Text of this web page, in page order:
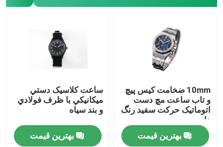
10mm ضخامت کیس پیچ
و تاب ساعت مچ دست
اتوماتیک حرکت سفید رنگ
دایر
بهترین قیمت
ساعت کلاسيک دستي
ميكانيكي با ظرف فولادي
و بند سياه
بهترین قیمت